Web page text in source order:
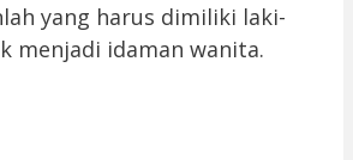
yang harus dimiliki laki-
menjadi idaman wanita.